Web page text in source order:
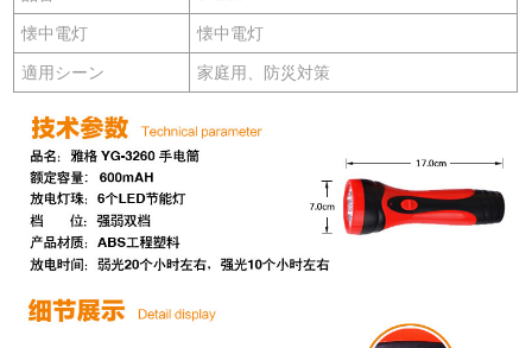
懐中電灯 懐中電灯
適用シーン 家庭用、防災対策